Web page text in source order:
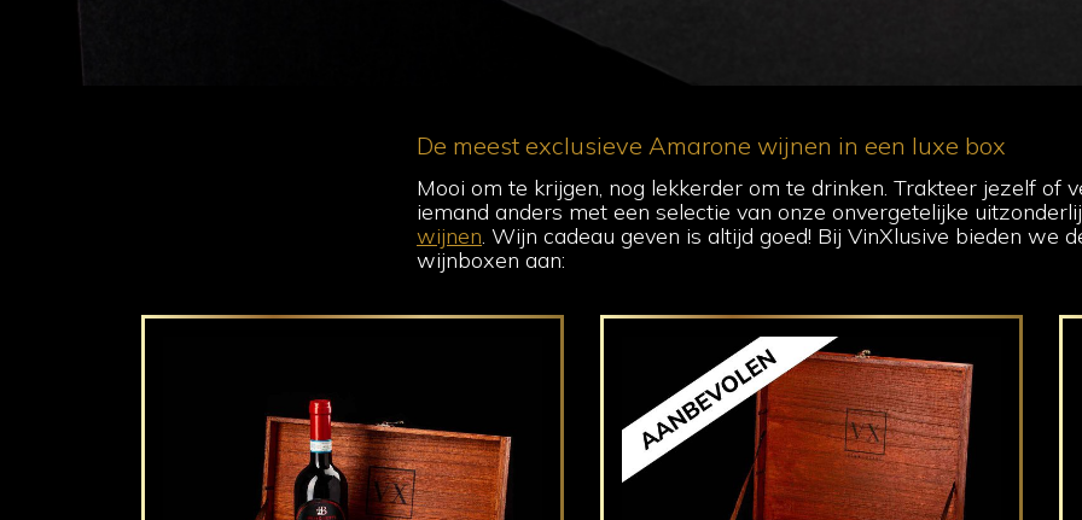
De meest exclusieve Amarone wijnen in een luxe box
Mooi om te krijgen, nog lekkerder om te drinken. Trakteer jezelf of
iemand anders met een selectie van onze onvergetelijke
wijnen. Wijn cadeau geven is altijd goed! Bij VinXlusive bieden we
wijnboxen aan: